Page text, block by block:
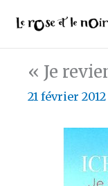
contenu
« Je
21 février 2012